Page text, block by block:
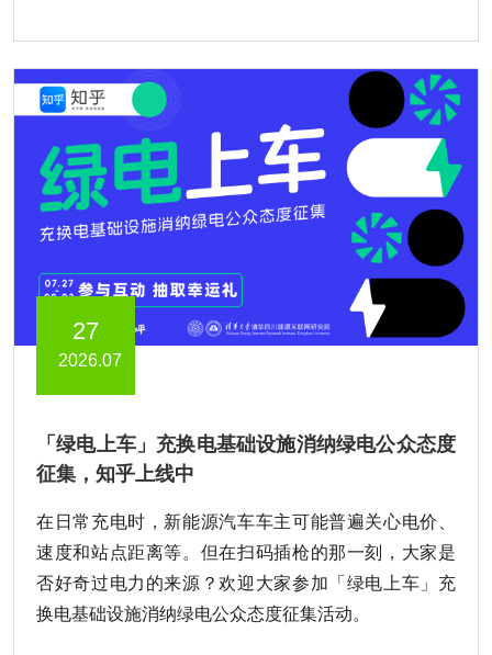
27
2026.07
「绿电上车」充换电基础设施消纳绿电公众态度
征集，知乎上线中
在日常充电时，新能源汽车车主可能普遍关心电价、
速度和站点距离等。但在扫码插枪的那一刻，大家是
否好奇过电力的来源？欢迎大家参加「绿电上车」充
换电基础设施消纳绿电公众态度征集活动。